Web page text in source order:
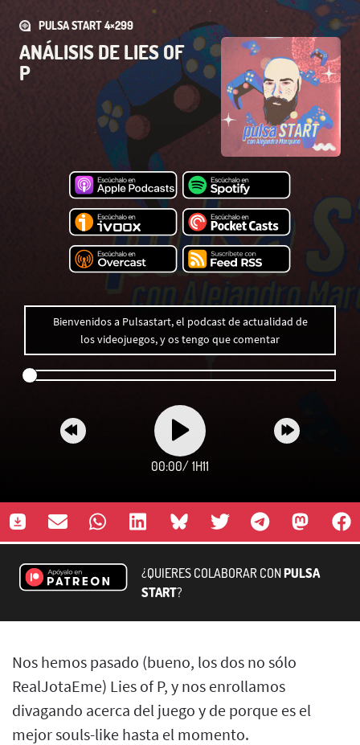
PULSA START 4×299
ANÁLISIS DE LIES OF
P
Bienvenidos a Pulsastart, el podcast de actualidad de
los videojuegos, y os tengo que comentar
00:00/ 1H11
¿QUIERES COLABORAR CONPULSA
START?
Nos hemos pasado (bueno, los dos no sólo
RealJotaEme) Lies of P, y nos enrollamos
divagando acerca del juego y de porque es el
mejor souls-like hasta el momento.